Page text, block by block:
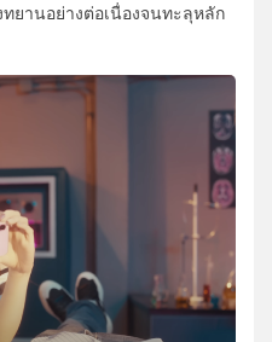
ทยานอย่างต่อเนื่องจนทะลุหลัก